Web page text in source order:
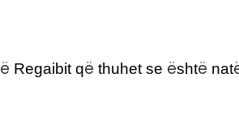
ë Regaibit që thuhet se është nat